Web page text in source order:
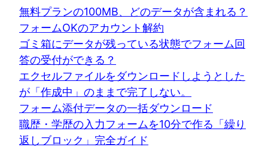
無料プランの100MB、どのデータが含まれる？
フォームOKのアカウント解約
ゴミ箱にデータが残っている状態でフォーム回
答の受付ができる？
エクセルファイルをダウンロードしようとした
が「作成中」のままで完了しない。
フォーム添付データの一括ダウンロード
職歴・学歴の入力フォームを10分で作る「繰り
返しブロック」完全ガイド